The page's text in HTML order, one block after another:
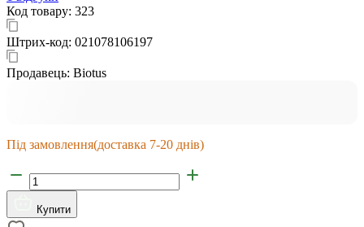
Код товару: 323
Штрих-код: 021078106197
Продавець: Biotus
Під замовлення(доставка 7-20 днів)
Купити